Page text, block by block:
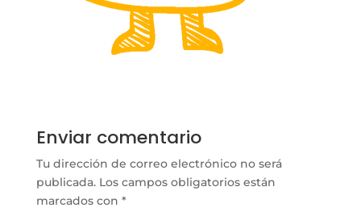
Enviar comentario
Tu dirección de correo electrónico no será
publicada. Los campos obligatorios están
marcados con *